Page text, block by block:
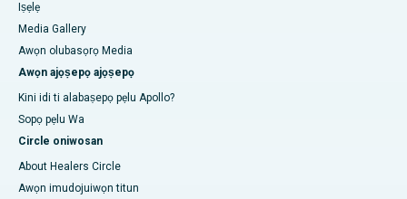
Iṣẹlẹ
Media Gallery
Awọn olubasọrọ Media
Awọn ajọṣepọ ajọṣepọ
Kini idi ti alabaṣepọ pẹlu Apollo?
Sopọ pẹlu Wa
Circle oniwosan
About Healers Circle
Awọn imudojuiwọn titun